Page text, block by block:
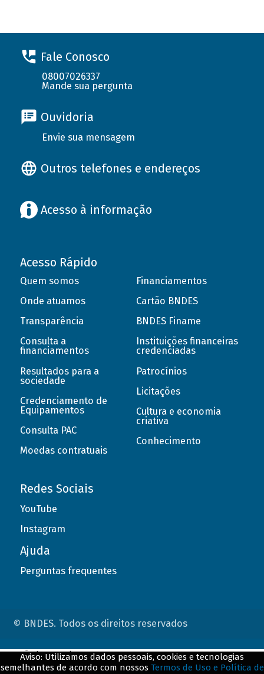
Fale Conosco
08007026337
Mande sua pergunta
Ouvidoria
Envie sua mensagem
Outros telefones e endereços
Acesso à informação
Acesso Rápido
Quem somos
Onde atuamos
Transparência
Consulta a
financiamentos
Resultados para a
sociedade
Credenciamento de
Equipamentos
Consulta PAC
Moedas contratuais
Financiamentos
Cartão BNDES
BNDES Finame
Instituições financeiras
credenciadas
Patrocínios
Licitações
Cultura e economia
criativa
Conhecimento
Redes Sociais
YouTube
Instagram
Ajuda
Perguntas frequentes
© BNDES. Todos os direitos reservados
Aviso: Utilizamos dados pessoais, cookies e tecnologias
semelhantes de acordo com nossos Termos de Uso e Política de
ConteÃºdo complementar